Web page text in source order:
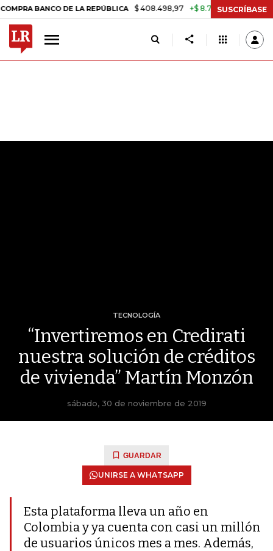
DE LA REPÚBLICA $ 408.498,97 +$ 8.753,81 +2,19% TASA
SUSCRÍBASE
TECNOLOGÍA
“Invertiremos en Credirati
nuestra solución de créditos
de vivienda” Martín Monzón
sábado, 30 de noviembre de 2019
GUARDAR
UNIRSE A WHATSAPP
Esta plataforma lleva un año en
Colombia y ya cuenta con casi un millón
de usuarios únicos mes a mes. Además,